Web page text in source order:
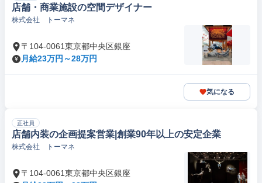
店舗・商業施設の空間デザイナー
株式会社 トーマネ
〒104-0061東京都中央区銀座
月給23万円～28万円
気になる
正社員
店舗内装の企画提案営業|創業90年以上の安定企業
株式会社 トーマネ
〒104-0061東京都中央区銀座